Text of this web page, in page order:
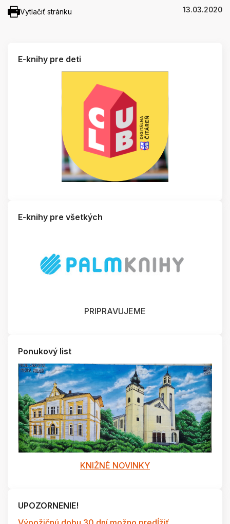
Vytlačiť stránku 13.03.2020
E-knihy pre deti
E-knihy pre všetkých
PRIPRAVUJEME
Ponukový list
KNIŽNÉ NOVINKY
UPOZORNENIE!